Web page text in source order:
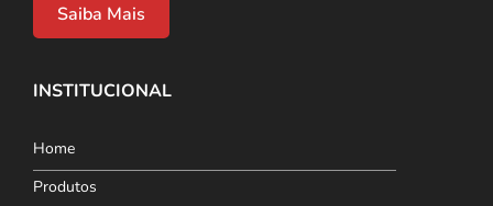
Saiba Mais
INSTITUCIONAL
Home
Produtos